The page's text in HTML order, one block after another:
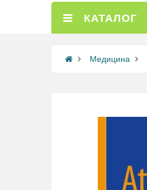
КАТАЛОГ
Медицина